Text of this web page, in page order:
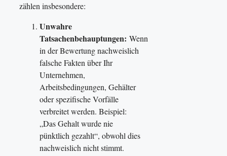
zählen insbesondere:
Unwahre
Tatsachenbehauptungen: Wenn
in der Bewertung nachweislich
falsche Fakten über Ihr
Unternehmen,
Arbeitsbedingungen, Gehälter
oder spezifische Vorfälle
verbreitet werden. Beispiel:
„Das Gehalt wurde nie
pünktlich gezahlt“, obwohl dies
nachweislich nicht stimmt.